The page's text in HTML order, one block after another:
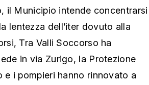
il Municipio intende concentrarsi
lentezza dell’iter dovuto alla
Tra Valli Soccorso ha
in via Zurigo, la Protezione
i pompieri hanno rinnovato a